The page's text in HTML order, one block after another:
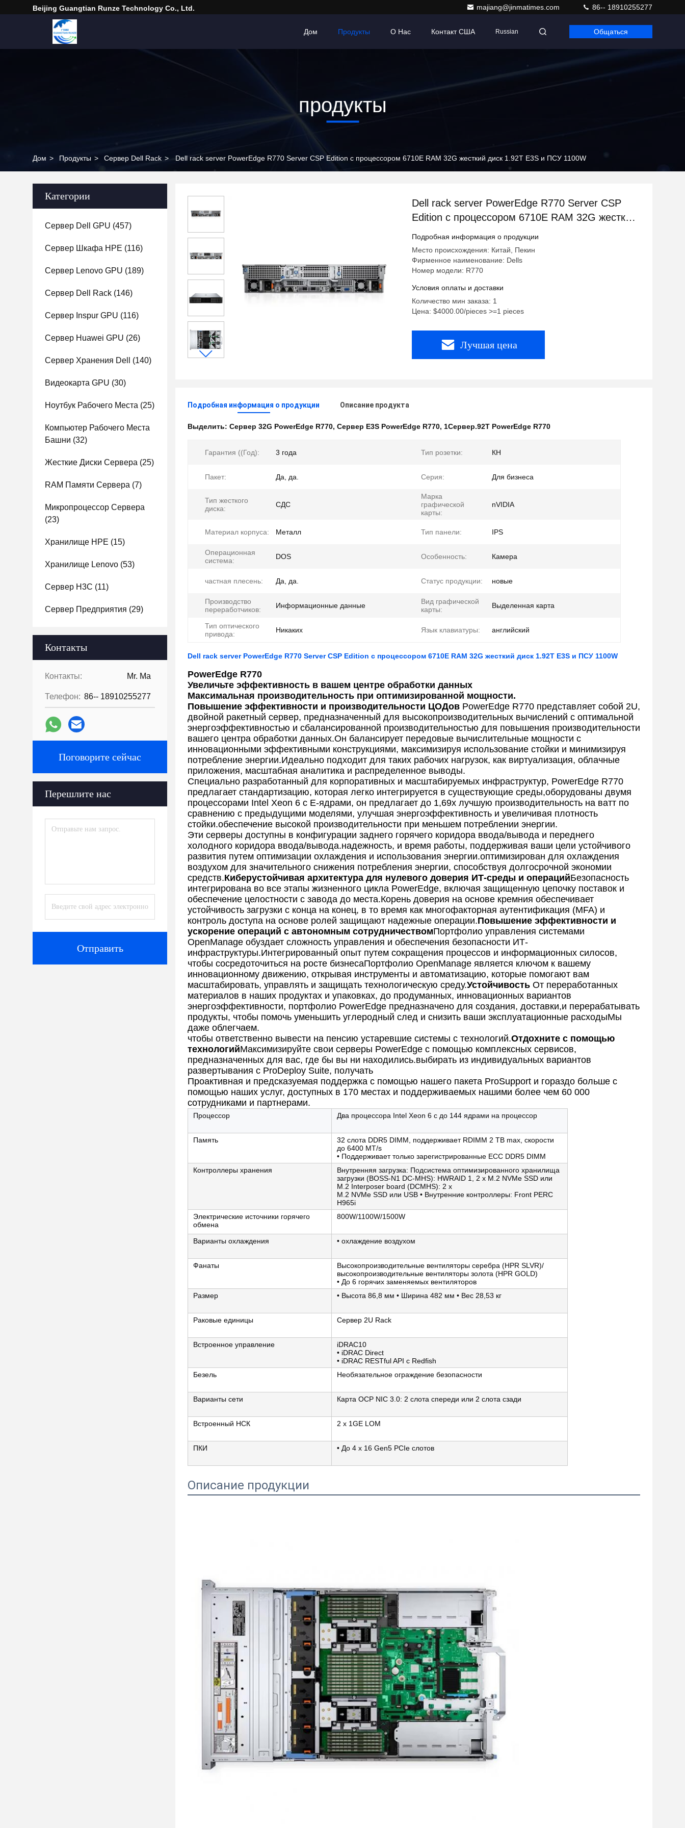
Beijing Guangtian Runze Technology Co., Ltd. majiang@jinmatimes.com 86-- 18910255277
Дом Продукты О Нас Контакт США Russian Общаться
продукты
Дом > Продукты > Сервер Dell Rack > Dell rack server PowerEdge R770 Server CSP Edition с процессором 6710E RAM 32G жесткий диск 1.92T E3S и ПСУ 1100W
Категории
Сервер Dell GPU (457)
Сервер Шкафа HPE (116)
Сервер Lenovo GPU (189)
Сервер Dell Rack (146)
Сервер Inspur GPU (116)
Сервер Huawei GPU (26)
Сервер Хранения Dell (140)
Видеокарта GPU (30)
Ноутбук Рабочего Места (25)
Компьютер Рабочего Места
Башни (32)
Жесткие Диски Сервера (25)
RAM Памяти Сервера (7)
Микропроцессор Сервера
(23)
Хранилище HPE (15)
Хранилище Lenovo (53)
Сервер H3C (11)
Сервер Предприятия (29)
Контакты
Контакты: Mr. Ma
Телефон: 86-- 18910255277
Поговорите сейчас
Перешлите нас
Отправить
Dell rack server PowerEdge R770 Server CSP
Edition с процессором 6710E RAM 32G жесткий
диск 1.92T E3S и ПСУ 1100W
Подробная информация о продукции
Место происхождения: Китай, Пекин
Фирменное наименование: Dells
Номер модели: R770
Условия оплаты и доставки
Количество мин заказа: 1
Цена: $4000.00/pieces >=1 pieces
Лучшая цена
Подробная информация о продукции Описание продукта
Выделить: Сервер 32G PowerEdge R770, Сервер E3S PowerEdge R770, 1Сервер.92T PowerEdge R770
Гарантия ((Год): 3 года Тип розетки: КН
Пакет: Да, да. Серия: Для бизнеса
Тип жесткого
диска:
СДС
Марка
графической
карты:
nVIDIA
Материал корпуса: Металл Тип панели: IPS
Операционная
система:
DOS Особенность: Камера
частная плесень: Да, да. Статус продукции: новые
Производство
переработчиков:
Информационные данные
Вид графической
карты:
Выделенная карта
Тип оптического
привода:
Никаких Язык клавиатуры: английский
Dell rack server PowerEdge R770 Server CSP Edition с процессором 6710E RAM 32G жесткий диск 1.92T E3S и ПСУ 1100W
PowerEdge R770
Увеличьте эффективность в вашем центре обработки данных
Максимальная производительность при оптимизированной мощности.
Повышение эффективности и производительности ЦОДов PowerEdge R770 представляет собой 2U,
двойной ракетный сервер, предназначенный для высокопроизводительных вычислений с оптимальной
энергоэффективностью и сбалансированной производительностью для повышения производительности
вашего центра обработки данных.Он балансирует передовые вычислительные мощности с
инновационными эффективными конструкциями, максимизируя использование стойки и минимизируя
потребление энергии.Идеально подходит для таких рабочих нагрузок, как виртуализация, облачные
приложения, масштабная аналитика и распределенное выводы.
Специально разработанный для корпоративных и масштабируемых инфраструктур, PowerEdge R770
предлагает стандартизацию, которая легко интегрируется в существующие среды,оборудованы двумя
процессорами Intel Xeon 6 с E-ядрами, он предлагает до 1,69x лучшую производительность на ватт по
сравнению с предыдущими моделями, улучшая энергоэффективность и увеличивая плотность
стойки.обеспечение высокой производительности при меньшем потреблении энергии.
Эти серверы доступны в конфигурации заднего горячего коридора ввода/вывода и переднего
холодного коридора ввода/вывода.надежность, и время работы, поддерживая ваши цели устойчивого
развития путем оптимизации охлаждения и использования энергии.оптимизирован для охлаждения
воздухом для значительного снижения потребления энергии, способствуя долгосрочной экономии
средств.Киберустойчивая архитектура для нулевого доверия ИТ-среды и операцийБезопасность
интегрирована во все этапы жизненного цикла PowerEdge, включая защищенную цепочку поставок и
обеспечение целостности с завода до места.Корень доверия на основе кремния обеспечивает
устойчивость загрузки с конца на конец, в то время как многофакторная аутентификация (MFA) и
контроль доступа на основе ролей защищают надежные операции.Повышение эффективности и
ускорение операций с автономным сотрудничествомПортфолио управления системами
OpenManage обуздает сложность управления и обеспечения безопасности ИТ-
инфраструктуры.Интегрированный опыт путем сокращения процессов и информационных силосов,
чтобы сосредоточиться на росте бизнесаПортфолио OpenManage является ключом к вашему
инновационному движению, открывая инструменты и автоматизацию, которые помогают вам
масштабировать, управлять и защищать технологическую среду.Устойчивость От переработанных
материалов в наших продуктах и упаковках, до продуманных, инновационных вариантов
энергоэффективности, портфолио PowerEdge предназначено для создания, доставки,и перерабатывать
продукты, чтобы помочь уменьшить углеродный след и снизить ваши эксплуатационные расходыМы
даже облегчаем.
чтобы ответственно вывести на пенсию устаревшие системы с технологий.Отдохните с помощью
технологийМаксимизируйте свои серверы PowerEdge с помощью комплексных сервисов,
предназначенных для вас, где бы вы ни находились.выбирать из индивидуальных вариантов
развертывания с ProDeploy Suite, получать
Проактивная и предсказуемая поддержка с помощью нашего пакета ProSupport и гораздо больше с
помощью наших услуг, доступных в 170 местах и поддерживаемых нашими более чем 60 000
сотрудниками и партнерами.
Процессор Два процессора Intel Xeon 6 с до 144 ядрами на процессор
Память
32 слота DDR5 DIMM, поддерживает RDIMM 2 TB max, скорости
до 6400 MT/s
• Поддерживает только зарегистрированные ECC DDR5 DIMM
Контроллеры хранения
Внутренняя загрузка: Подсистема оптимизированного хранилища
загрузки (BOSS-N1 DC-MHS): HWRAID 1, 2 x M.2 NVMe SSD или
M.2 Interposer board (DCMHS): 2 x
M.2 NVMe SSD или USB • Внутренние контроллеры: Front PERC
H965i
Электрические источники горячего
обмена
800W/1100W/1500W
Варианты охлаждения • охлаждение воздухом
Фанаты
Высокопроизводительные вентиляторы серебра (HPR SLVR)/
высокопроизводительные вентиляторы золота (HPR GOLD)
• До 6 горячих заменяемых вентиляторов
Размер
• Высота 86,8 мм • Ширина 482 мм • Вес 28,53 кг
Раковые единицы Сервер 2U Rack
Встроенное управление
iDRAC10
• iDRAC Direct
• iDRAC RESTful API с Redfish
Безель
Необязательное ограждение безопасности
Варианты сети Карта OCP NIC 3.0: 2 слота спереди или 2 слота сзади
Встроенный НСК 2 x 1GE LOM
ПКИ • До 4 x 16 Gen5 PCIe слотов
Описание продукции